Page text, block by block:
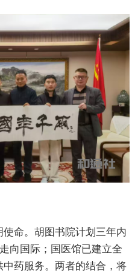
命。胡图书院计划三年内
向国际；国医馆已建立全
药服务。两者的结合，将